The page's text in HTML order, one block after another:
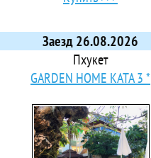
Заезд 26.08.2026
Пхукет
GARDEN HOME KATA 3 *